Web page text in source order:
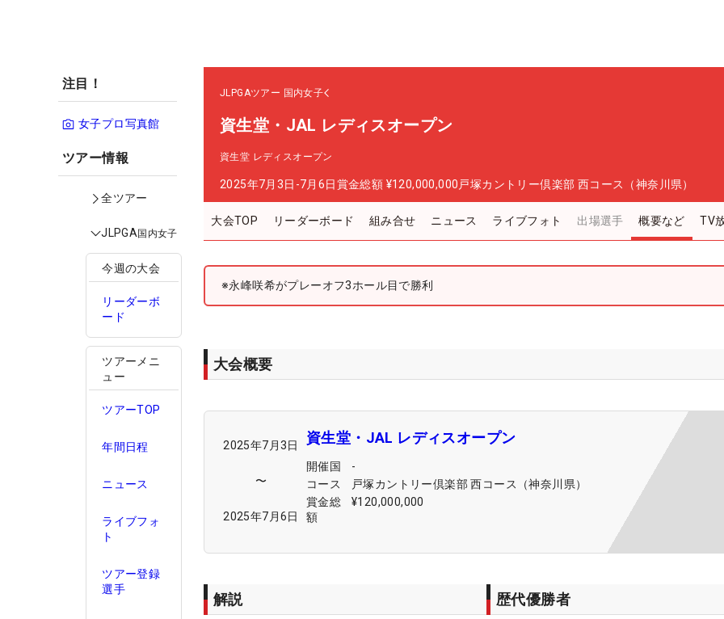
注目！
女子プロ写真館
ツアー情報
全ツアー
JLPGA国内女子
今週の大会
リーダーボ
ード
ツアーメニ
ュー
ツアーTOP
年間日程
ニュース
ライブフォ
ト
ツアー登録
選手
JLPGAツアー 国内女子
資生堂・JAL レディスオープン
資生堂 レディスオープン
2025年7月3日-7月6日賞金総額 ¥120,000,000 戸塚カントリー倶楽部 西コース（神奈川県）
大会TOP リーダーボード 組み合せ ニュース ライブフォト 出場選手 概要など TV
※永峰咲希がプレーオフ3ホール目で勝利
大会概要
2025年7月3日
〜
2025年7月6日
資生堂・JAL レディスオープン
開催国
-
コース
戸塚カントリー倶楽部 西コース（神奈川県）
賞金総
額
¥120,000,000
解説 歴代優勝者